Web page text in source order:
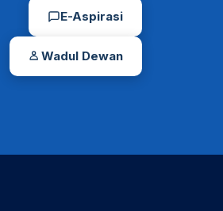
E-Aspirasi
Wadul Dewan